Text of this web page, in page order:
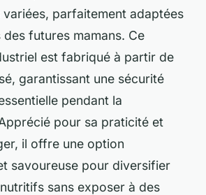
variées, parfaitement adaptées
futures mamans. Ce
est fabriqué à partir de
garantissant une sécurité
pendant la
pour sa praticité et
il offre une option
savoureuse pour diversifier
sans exposer à des